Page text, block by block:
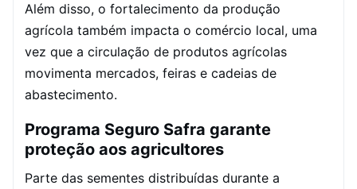
Além disso, o fortalecimento da produção
agrícola também impacta o comércio local, uma
vez que a circulação de produtos agrícolas
movimenta mercados, feiras e cadeias de
abastecimento.
Programa Seguro Safra garante
proteção aos agricultores
Parte das sementes distribuídas durante a